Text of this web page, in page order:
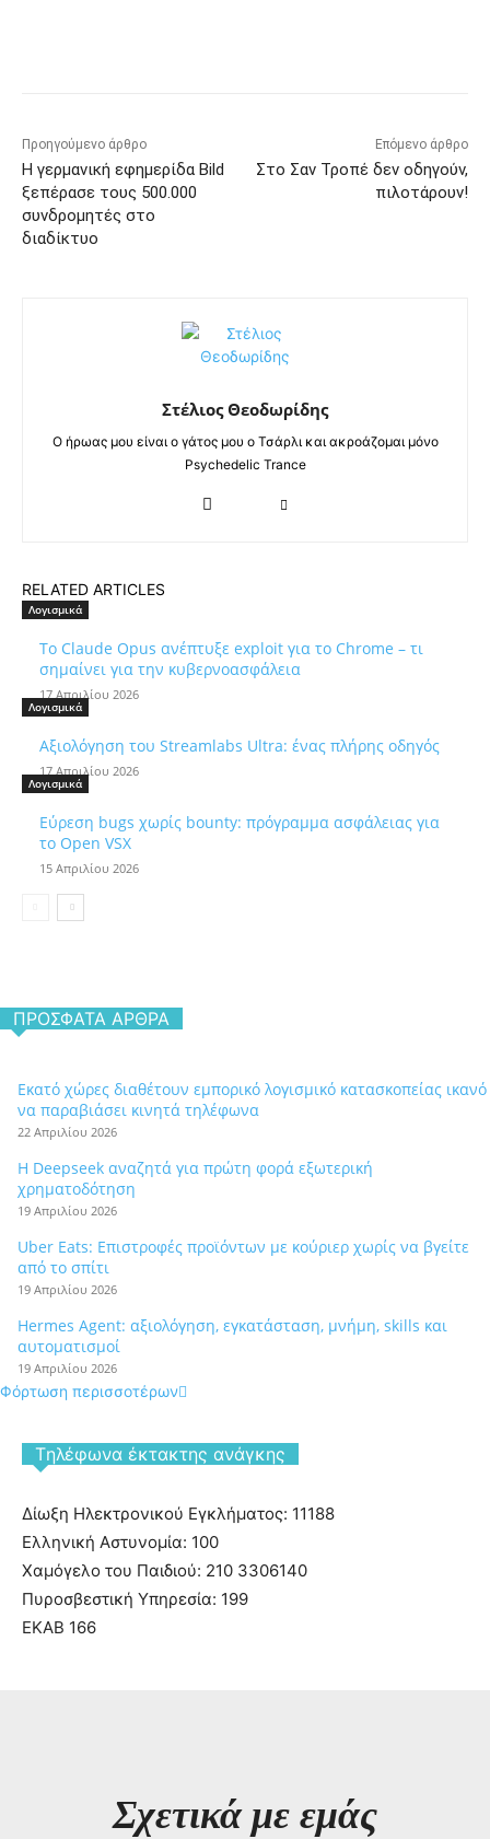
Προηγούμενο άρθρο
Η γερμανική εφημερίδα Bild
ξεπέρασε τους 500.000
συνδρομητές στο
διαδίκτυο
Επόμενο άρθρο
Στο Σαν Τροπέ δεν οδηγούν,
πιλοτάρουν!
Στέλιος Θεοδωρίδης
Ο ήρωας μου είναι ο γάτος μου ο Τσάρλι και ακροάζομαι μόνο
Psychedelic Trance
RELATED ARTICLES
Λογισμικά
Το Claude Opus ανέπτυξε exploit για το Chrome – τι
σημαίνει για την κυβερνοασφάλεια
17 Απριλίου 2026
Λογισμικά
Αξιολόγηση του Streamlabs Ultra: ένας πλήρης οδηγός
17 Απριλίου 2026
Λογισμικά
Εύρεση bugs χωρίς bounty: πρόγραμμα ασφάλειας για
το Open VSX
15 Απριλίου 2026
ΠΡΌΣΦΑΤΑ ΆΡΘΡΑ
Εκατό χώρες διαθέτουν εμπορικό λογισμικό κατασκοπείας ικανό
να παραβιάσει κινητά τηλέφωνα
22 Απριλίου 2026
Η Deepseek αναζητά για πρώτη φορά εξωτερική
χρηματοδότηση
19 Απριλίου 2026
Uber Eats: Επιστροφές προϊόντων με κούριερ χωρίς να βγείτε
από το σπίτι
19 Απριλίου 2026
Hermes Agent: αξιολόγηση, εγκατάσταση, μνήμη, skills και
αυτοματισμοί
19 Απριλίου 2026
Φόρτωση περισσοτέρων
Tηλέφωνα έκτακτης ανάγκης
Δίωξη Ηλεκτρονικού Εγκλήματος: 11188
Ελληνική Αστυνομία: 100
Χαμόγελο του Παιδιού: 210 3306140
Πυροσβεστική Υπηρεσία: 199
ΕΚΑΒ 166
Σχετικά με εμάς